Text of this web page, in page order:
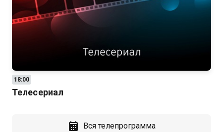
18:00
Телесериал
Вся телепрограмма